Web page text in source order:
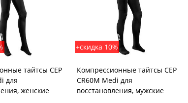
тайтсы CEP
для
женские
+скидка 10%
Компрессионные тайтсы CEP
CR60M Medi для
восстановления, мужские